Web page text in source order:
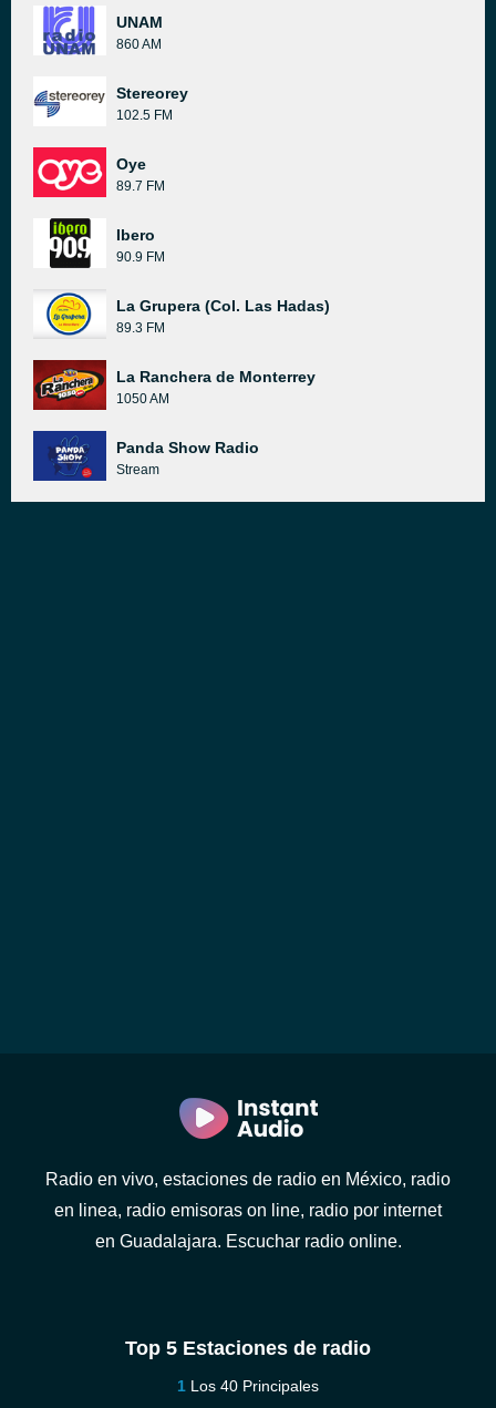
UNAM
860 AM
Stereorey
102.5 FM
Oye
89.7 FM
Ibero
90.9 FM
La Grupera (Col. Las Hadas)
89.3 FM
La Ranchera de Monterrey
1050 AM
Panda Show Radio
Stream
Radio en vivo, estaciones de radio en México, radio
en linea, radio emisoras on line, radio por internet
en Guadalajara. Escuchar radio online.
Top 5 Estaciones de radio
Los 40 Principales